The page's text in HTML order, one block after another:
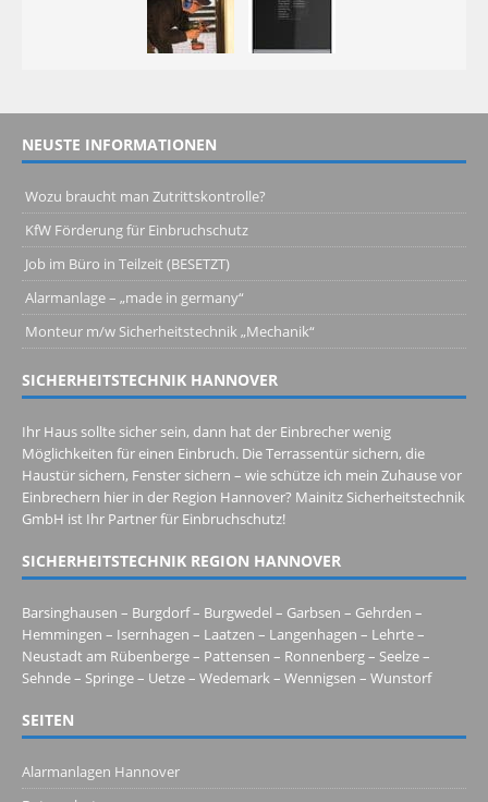
NEUSTE INFORMATIONEN
Wozu braucht man Zutrittskontrolle?
KfW Förderung für Einbruchschutz
Job im Büro in Teilzeit (BESETZT)
Alarmanlage – „made in germany“
Monteur m/w Sicherheitstechnik „Mechanik“
SICHERHEITSTECHNIK HANNOVER
Ihr Haus sollte sicher sein, dann hat der Einbrecher wenig
Möglichkeiten für einen Einbruch. Die Terrassentür sichern, die
Haustür sichern, Fenster sichern – wie schütze ich mein Zuhause vor
Einbrechern hier in der Region Hannover? Mainitz Sicherheitstechnik
GmbH ist Ihr Partner für Einbruchschutz!
SICHERHEITSTECHNIK REGION HANNOVER
Barsinghausen – Burgdorf – Burgwedel – Garbsen – Gehrden –
Hemmingen – Isernhagen – Laatzen – Langenhagen – Lehrte –
Neustadt am Rübenberge – Pattensen – Ronnenberg – Seelze –
Sehnde – Springe – Uetze – Wedemark – Wennigsen – Wunstorf
SEITEN
Alarmanlagen Hannover